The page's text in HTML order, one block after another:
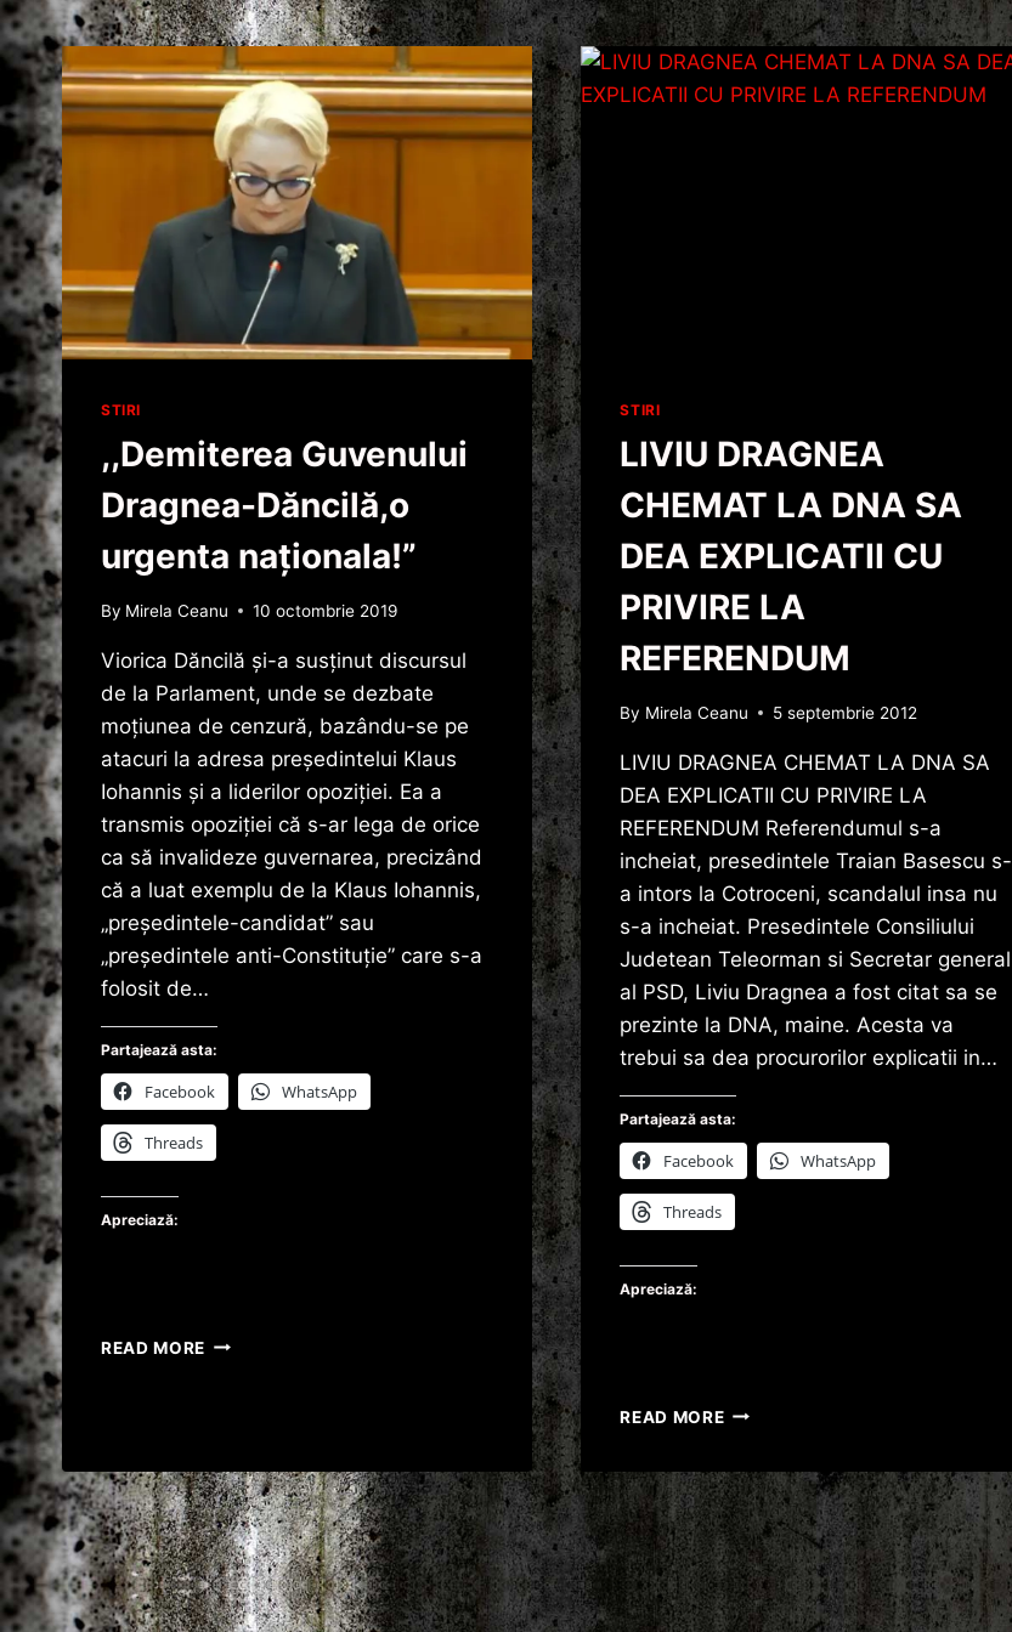
STIRI
,,Demiterea Guvenului
Dragnea-Dăncilă,o
urgenta naționala!”
By Mirela Ceanu 10 octombrie 2019
Viorica Dăncilă şi-a susţinut discursul
de la Parlament, unde se dezbate
moţiunea de cenzură, bazându-se pe
atacuri la adresa preşedintelui Klaus
Iohannis şi a liderilor opoziţiei. Ea a
transmis opoziției că s-ar lega de orice
ca să invalideze guvernarea, precizând
că a luat exemplu de la Klaus Iohannis,
„președintele-candidat” sau
„președintele anti-Constituție” care s-a
folosit de…
Partajează asta:
Facebook WhatsApp
Threads
Apreciază:
READ MORE ,,DEMITEREA
NAȚIONALA!”
STIRI
LIVIU DRAGNEA
CHEMAT LA DNA SA
DEA EXPLICATII CU
PRIVIRE LA
REFERENDUM
By Mirela Ceanu 5 septembrie 2012
LIVIU DRAGNEA CHEMAT LA DNA SA
DEA EXPLICATII CU PRIVIRE LA
REFERENDUM Referendumul s-a
incheiat, presedintele Traian Basescu s-
a intors la Cotroceni, scandalul insa nu
s-a incheiat. Presedintele Consiliului
Judetean Teleorman si Secretar general
al PSD, Liviu Dragnea a fost citat sa se
prezinte la DNA, maine. Acesta va
trebui sa dea procurorilor explicatii in…
Partajează asta:
Facebook WhatsApp
Threads
Apreciază:
READ MORELIVIU
LA
DNA
SA
DEA
EXPLICATII
CU